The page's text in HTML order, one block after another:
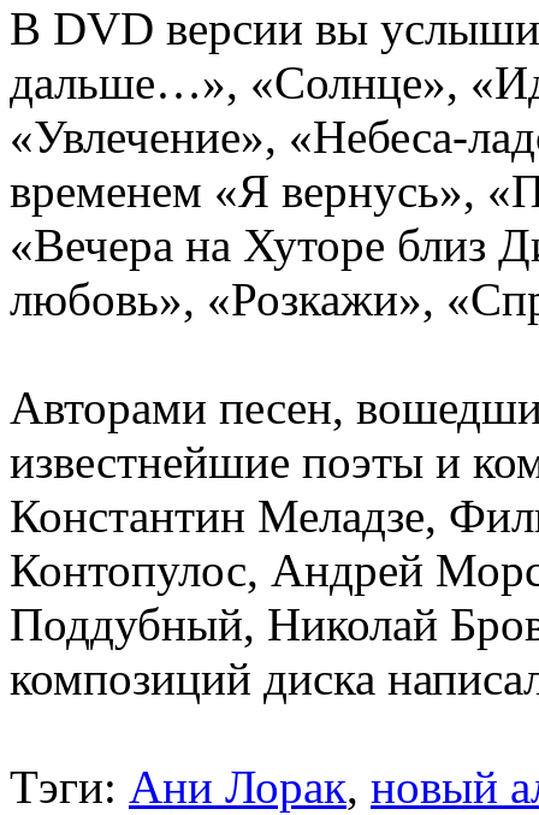
В DVD версии вы
дальше…», «Солнце»,
«Увлечение», «Небеса-
временем «Я вернусь»,
«Вечера на Хуторе близ
любовь», «Розкажи»,
Авторами песен,
известнейшие поэты и
Константин Меладзе,
Контопулос, Андрей
Поддубный, Николай
композиций диска
Тэги: Ани Лорак, новый